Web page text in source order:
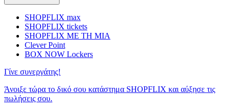
SHOPFLIX max
SHOPFLIX tickets
SHOPFLIX ΜΕ ΤΗ ΜΙΑ
Clever Point
BOX NOW Lockers
Γίνε συνεργάτης!
Άνοιξε τώρα το δικό σου κατάστημα SHOPFLIX και αύξησε τις
πωλήσεις σου.